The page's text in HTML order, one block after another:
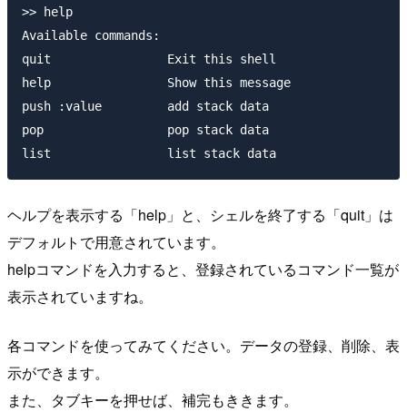
>> help
Available commands:
quit                Exit this shell
help                Show this message
push :value         add stack data
pop                 pop stack data
ヘルプを表示する「help」と、シェルを終了する「quit」は
デフォルトで用意されています。
helpコマンドを入力すると、登録されているコマンド一覧が
表示されていますね。
各コマンドを使ってみてください。データの登録、削除、表
示ができます。
また、タブキーを押せば、補完もききます。